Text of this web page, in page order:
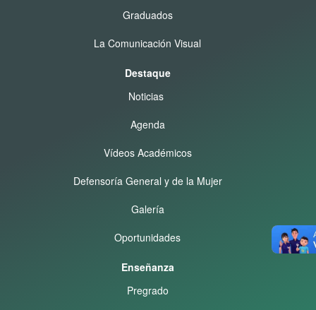
Graduados
La Comunicación Visual
Destaque
Noticias
Agenda
Vídeos Académicos
Defensoría General y de la Mujer
Galería
Oportunidades
Enseñanza
Pregrado